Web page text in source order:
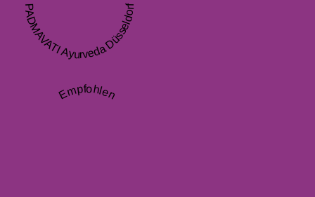
PADMAVATI Ayurveda Düsseldorf
Empfohlen